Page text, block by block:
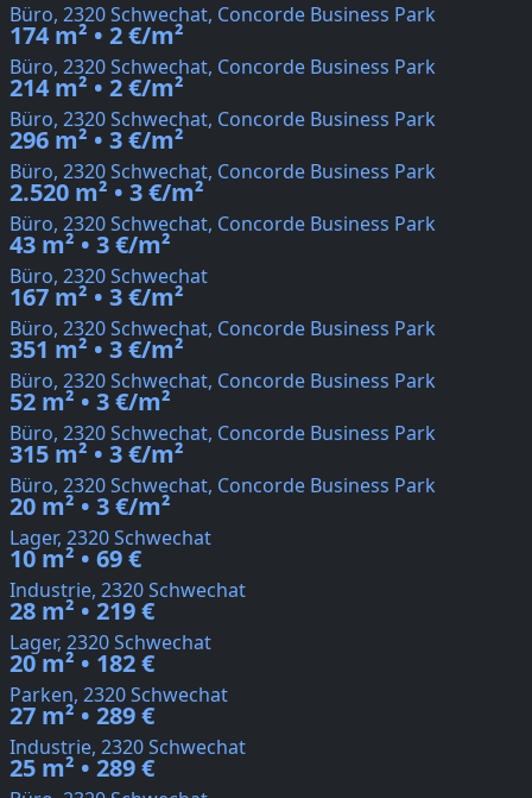
Büro, 2320 Schwechat, Concorde Business Park
174 m² • 2 €/m²
Büro, 2320 Schwechat, Concorde Business Park
214 m² • 2 €/m²
Büro, 2320 Schwechat, Concorde Business Park
296 m² • 3 €/m²
Büro, 2320 Schwechat, Concorde Business Park
2.520 m² • 3 €/m²
Büro, 2320 Schwechat, Concorde Business Park
43 m² • 3 €/m²
Büro, 2320 Schwechat
167 m² • 3 €/m²
Büro, 2320 Schwechat, Concorde Business Park
351 m² • 3 €/m²
Büro, 2320 Schwechat, Concorde Business Park
52 m² • 3 €/m²
Büro, 2320 Schwechat, Concorde Business Park
315 m² • 3 €/m²
Büro, 2320 Schwechat, Concorde Business Park
20 m² • 3 €/m²
Lager, 2320 Schwechat
10 m² • 69 €
Industrie, 2320 Schwechat
28 m² • 219 €
Lager, 2320 Schwechat
20 m² • 182 €
Parken, 2320 Schwechat
27 m² • 289 €
Industrie, 2320 Schwechat
25 m² • 289 €